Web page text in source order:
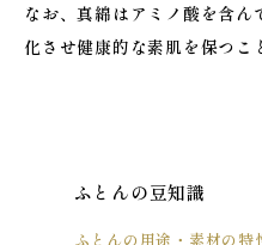
なお、真綿はアミノ酸を含
化させ健康的な素肌を保つこ
ふとんの豆知識
ふとんの用途・素材の特